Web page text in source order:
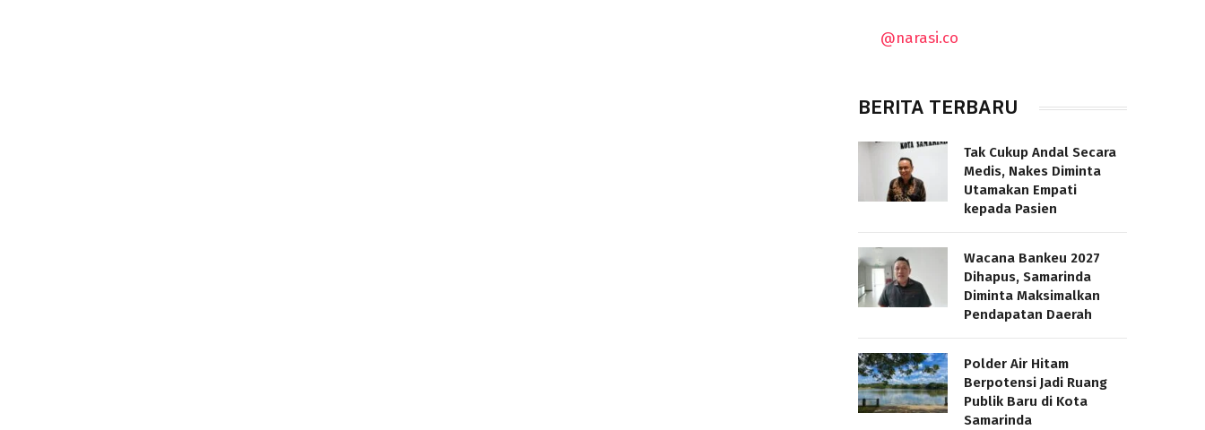
@narasi.co
BERITA TERBARU
Tak Cukup Andal Secara
Medis, Nakes Diminta
Utamakan Empati
kepada Pasien
Wacana Bankeu 2027
Dihapus, Samarinda
Diminta Maksimalkan
Pendapatan Daerah
Polder Air Hitam
Berpotensi Jadi Ruang
Publik Baru di Kota
Samarinda